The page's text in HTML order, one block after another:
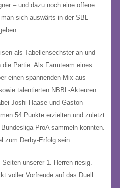
– und dazu noch eine offene
sich auswärts in der SBL
als Tabellensechster an und
Partie. Als Farmteam eines
einen spannenden Mix aus
talentierten NBBL-Akteuren.
Joshi Haase und Gaston
54 Punkte erzielten und zuletzt
ProA sammeln konnten.
zum Derby-Erfolg sein.
unserer 1. Herren riesig.
voller Vorfreude auf das Duell: